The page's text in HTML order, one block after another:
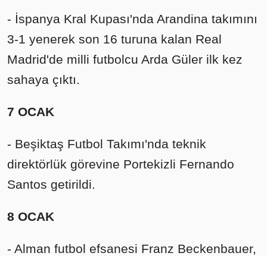
- İspanya Kral Kupası'nda Arandina takımını
3-1 yenerek son 16 turuna kalan Real
Madrid'de milli futbolcu Arda Güler ilk kez
sahaya çıktı.
7 OCAK
- Beşiktaş Futbol Takımı'nda teknik
direktörlük görevine Portekizli Fernando
Santos getirildi.
8 OCAK
- Alman futbol efsanesi Franz Beckenbauer,